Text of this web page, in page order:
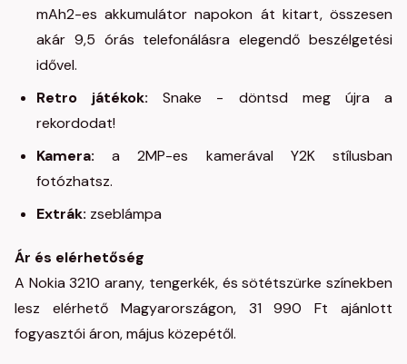
mAh2-es akkumulátor napokon át kitart, összesen
akár 9,5 órás telefonálásra elegendő beszélgetési
idővel.
Retro játékok:Snake - döntsd meg újra a
rekordodat!
Kamera: a 2MP-es kamerával Y2K stílusban
fotózhatsz. ​
Extrák: zseblámpa ​ ​
Ár és elérhetőség
A Nokia 3210 arany, tengerkék, és sötétszürke színekben
lesz elérhető Magyarországon, 31 990 Ft ajánlott
fogyasztói áron, május közepétől.